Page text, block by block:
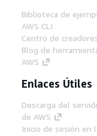
Biblioteca de
AWS CLI
Centro de
Blog de
AWS
Enlaces Útiles
Descarga del
de AWS
Inicio de sesión en